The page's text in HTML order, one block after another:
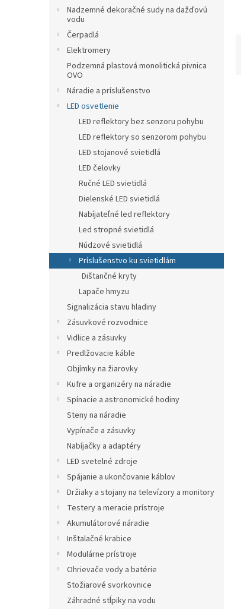
Nadzemné dekoračné sudy na dažďovú
vodu
Čerpadlá
Elektromery
Podzemná plastová monolitická pivnica
OVO
Náradie a príslušenstvo
LED osvetlenie
LED reflektory bez senzoru pohybu
LED reflektory so senzorom pohybu
LED stojanové svietidlá
LED čelovky
Ručné LED svietidlá
Dielenské LED svietidlá
Nabíjateľné led reflektory
Led stropné svietidlá
Núdzové svietidlá
Príslušenstvo ku svietidlám
Dištančné kryty
Lapače hmyzu
Signalizácia stavu hladiny
Zásuvkové rozvodnice
Vidlice a zásuvky
Predlžovacie káble
Objímky na žiarovky
Kufre a organizéry na náradie
Spínacie a astronomické hodiny
Steny na náradie
Vypínače a zásuvky
Nabíjačky a adaptéry
LED svetelné zdroje
Spájanie a ukončovanie káblov
Držiaky a stojany na televízory a monitory
Testery a meracie prístroje
Akumulátorové náradie
Inštalačné krabice
Modulárne prístroje
Ohrievače vody a batérie
Stožiarové svorkovnice
Záhradné stĺpiky na vodu